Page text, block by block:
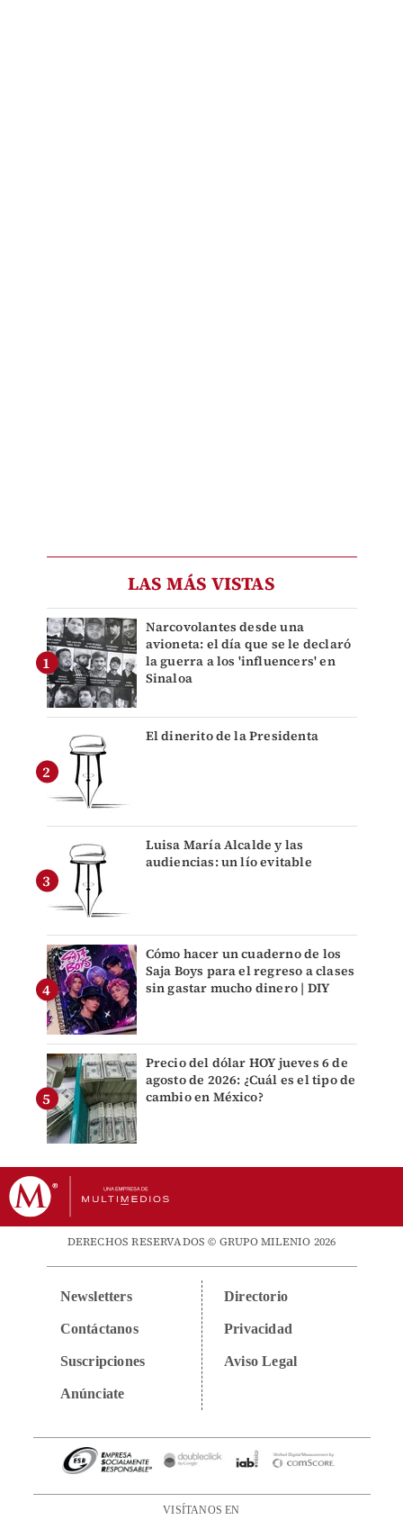
LAS MÁS VISTAS
Narcovolantes desde una
avioneta: el día que se le declaró
la guerra a los 'influencers' en
Sinaloa
El dinerito de la Presidenta
Luisa María Alcalde y las
audiencias: un lío evitable
Cómo hacer un cuaderno de los
Saja Boys para el regreso a clases
sin gastar mucho dinero | DIY
Precio del dólar HOY jueves 6 de
agosto de 2026: ¿Cuál es el tipo de
cambio en México?
DERECHOS RESERVADOS © GRUPO MILENIO 2026
Newsletters
Contáctanos
Suscripciones
Anúnciate
Directorio
Privacidad
Aviso Legal
VISÍTANOS EN